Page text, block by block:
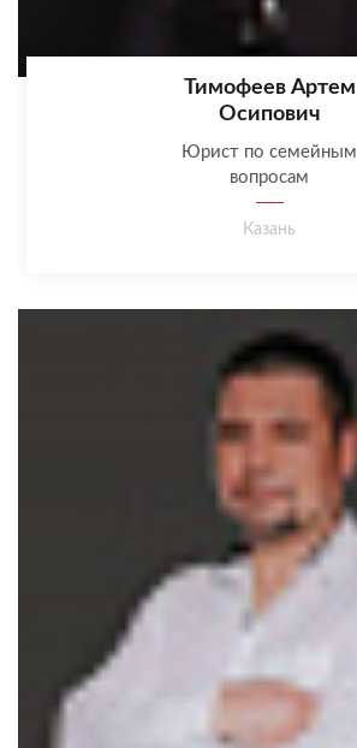
Тимофеев Артем
Осипович
Юрист по семейным
вопросам
Казань